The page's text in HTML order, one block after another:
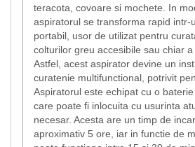
teracota, covoare si mochete. In
aspiratorul se transforma rapid intr-
portabil, usor de utilizat pentru
colturilor greu accesibile sau chiar a
Astfel, acest aspirator devine un
curatenie multifunctional, potrivit
Aspiratorul este echipat cu o baterie
care poate fi inlocuita cu usurinta
necesar. Acesta are un timp de
aproximativ 5 ore, iar in functie de